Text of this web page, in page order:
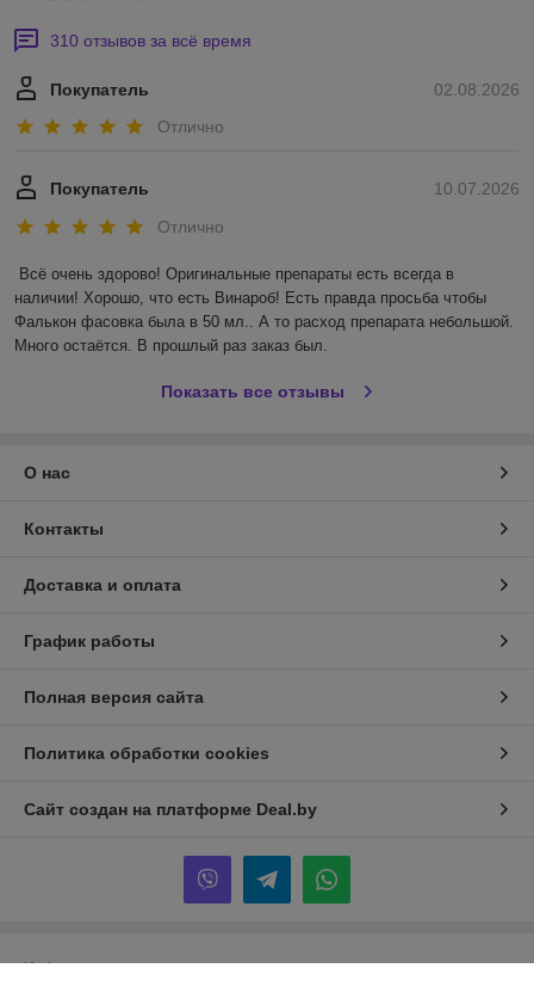
310 отзывов за всё время
02.08.2026
Покупатель
Отлично
10.07.2026
Покупатель
Отлично
Всё очень здорово! Оригинальные препараты есть всегда в
наличии! Хорошо, что есть Винароб! Есть правда просьба чтобы
Фалькон фасовка была в 50 мл.. А то расход препарата небольшой.
Много остаётся. В прошлый раз заказ был.
Показать все отзывы
О нас
Контакты
Доставка и оплата
График работы
Полная версия сайта
Политика обработки cookies
Сайт создан на платформе Deal.by
Информация для покупателя